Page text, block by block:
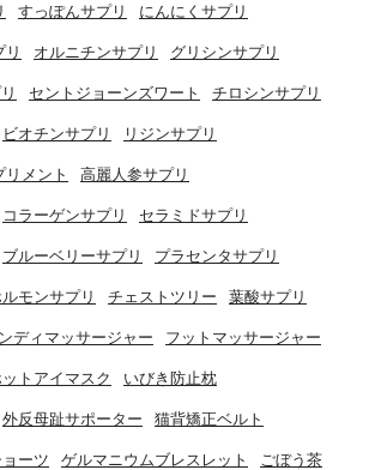
すっぽんサプリ にんにくサプリ
リ オルニチンサプリ グリシンサプリ
セントジョーンズワート チロシンサプリ
ビオチンサプリ リジンサプリ
リメント 高麗人参サプリ
コラーゲンサプリ セラミドサプリ
ブルーベリーサプリ プラセンタサプリ
モンサプリ チェストツリー 葉酸サプリ
ディマッサージャー フットマッサージャー
ットアイマスク いびき防止枕
外反母趾サポーター 猫背矯正ベルト
ーツ ゲルマニウムブレスレット ごぼう茶